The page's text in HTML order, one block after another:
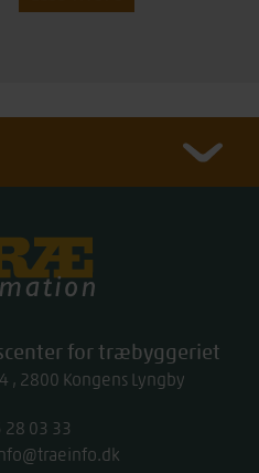
for træbyggeriet
2800 Kongens Lyngby
28 03 33